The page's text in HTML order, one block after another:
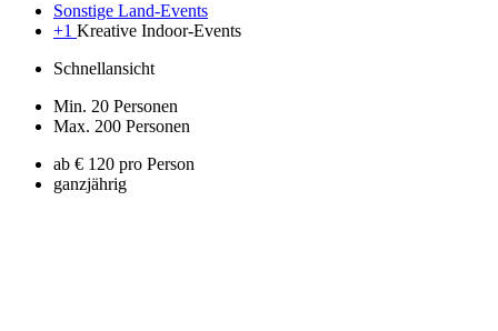
Sonstige Land-Events
+1 Kreative Indoor-Events
Schnellansicht
Min. 20 Personen
Max. 200 Personen
ab € 120 pro Person
ganzjährig